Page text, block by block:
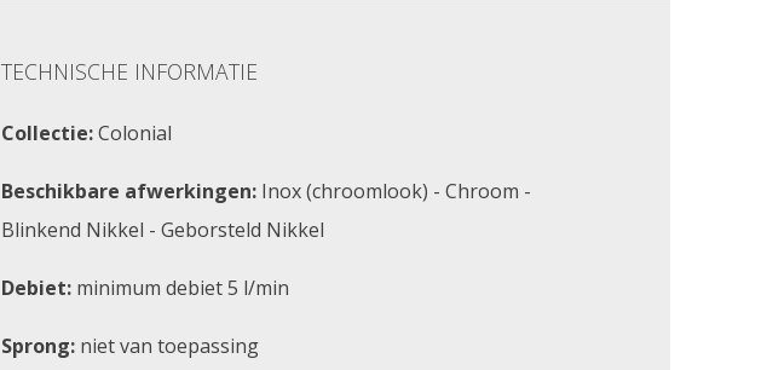
TECHNISCHE INFORMATIE
Collectie:Colonial
Beschikbare afwerkingen:Inox (chroomlook) - Chroom -
Blinkend Nikkel - Geborsteld Nikkel
Debiet:minimum debiet 5 l/min
Sprong:niet van toepassing